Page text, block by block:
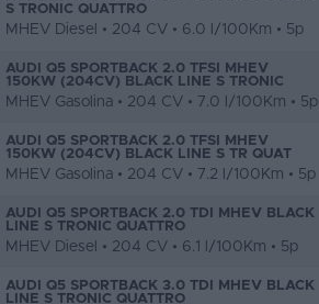
S TRONIC QUATTRO
MHEV Diesel • 204 CV • 6.0 l/100Km • 5p
AUDI Q5 SPORTBACK 2.0 TFSI MHEV
150KW (204CV) BLACK LINE S TRONIC
MHEV Gasolina • 204 CV • 7.0 l/100Km • 5p
AUDI Q5 SPORTBACK 2.0 TFSI MHEV
150KW (204CV) BLACK LINE S TR QUAT
MHEV Gasolina • 204 CV • 7.2 l/100Km • 5p
AUDI Q5 SPORTBACK 2.0 TDI MHEV BLACK
LINE S TRONIC QUATTRO
MHEV Diesel • 204 CV • 6.1 l/100Km • 5p
AUDI Q5 SPORTBACK 3.0 TDI MHEV BLACK
LINE S TRONIC QUATTRO